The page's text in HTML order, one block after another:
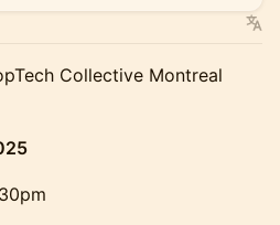
Collective Montreal